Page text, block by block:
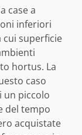
case a
inferiori
cui superficie
hortus. La
caso
un piccolo
del tempo
acquistate